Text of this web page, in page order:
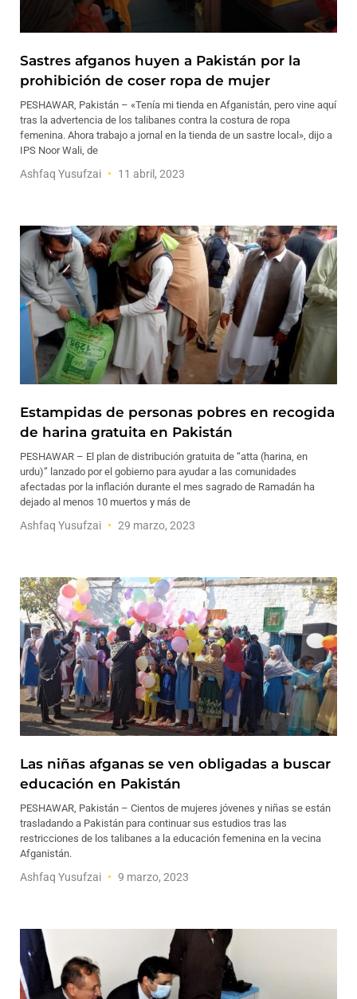
Sastres afganos huyen a Pakistán por la
prohibición de coser ropa de mujer
PESHAWAR, Pakistán – «Tenía mi tienda en Afganistán, pero vine aquí
tras la advertencia de los talibanes contra la costura de ropa
femenina. Ahora trabajo a jornal en la tienda de un sastre local», dijo a
IPS Noor Wali, de
Ashfaq Yusufzai 11 abril, 2023
Estampidas de personas pobres en recogida
de harina gratuita en Pakistán
PESHAWAR – El plan de distribución gratuita de “atta (harina, en
urdu)” lanzado por el gobierno para ayudar a las comunidades
afectadas por la inflación durante el mes sagrado de Ramadán ha
dejado al menos 10 muertos y más de
Ashfaq Yusufzai 29 marzo, 2023
Las niñas afganas se ven obligadas a buscar
educación en Pakistán
PESHAWAR, Pakistán – Cientos de mujeres jóvenes y niñas se están
trasladando a Pakistán para continuar sus estudios tras las
restricciones de los talibanes a la educación femenina en la vecina
Afganistán.
Ashfaq Yusufzai 9 marzo, 2023